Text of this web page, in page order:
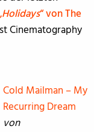
Holidays“ von The
Cinematography
Cold Mailman – My
Recurring Dream
von